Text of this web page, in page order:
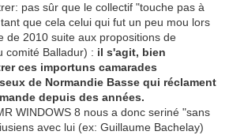
pas sûr que le collectif "touche pas à
que cela celui qui fut un peu mou lors
de 2010 suite aux propositions de
comité Balladur) : il s'agit, bien
ces importuns camarades
de Normandie Basse qui réclament
depuis des années.
WINDOWS 8 nous a donc seriné "sans
avec lui (ex: Guillaume Bachelay)